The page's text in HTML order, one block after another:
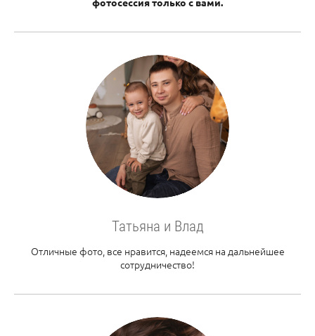
Татьяна и Влад
Отличные фото, все нравится, надеемся на дальнейшее
сотрудничество!